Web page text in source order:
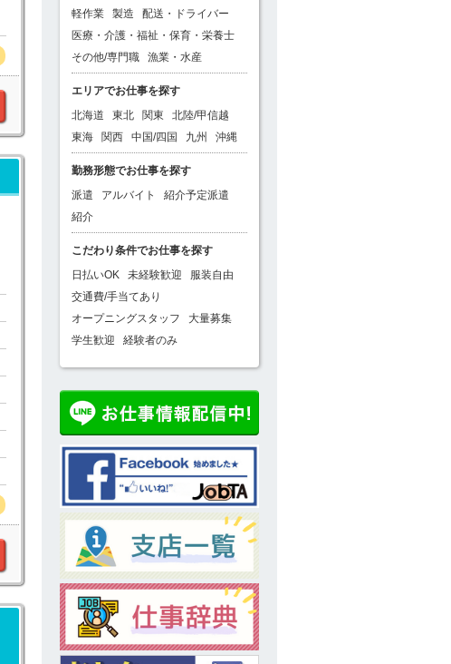
軽作業
製造
配送・ドライバー
医療・介護・福祉・保育・栄養士
その他/専門職
漁業・水産
エリアでお仕事を探す
北海道
東北 関東
北陸/甲信越
東海
関西 中国/四国 九州 沖縄
勤務形態でお仕事を探す
派遣
アルバイト
紹介予定派遣
紹介
こだわり条件でお仕事を探す
日払いOK
未経験歓迎
服装自由
交通費/手当てあり
オープニングスタッフ
大量募集
学生歓迎
経験者のみ